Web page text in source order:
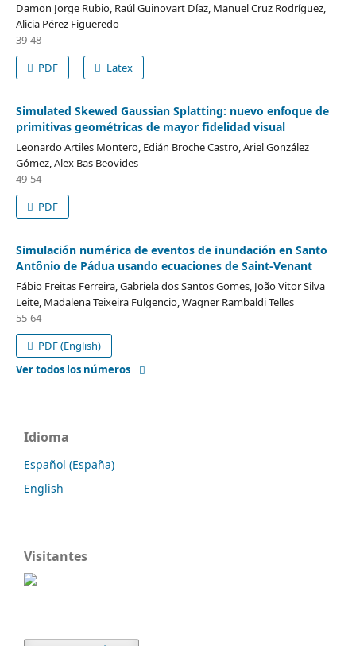
Damon Jorge Rubio, Raúl Guinovart Díaz, Manuel Cruz Rodríguez,
Alicia Pérez Figueredo
39-48
PDF
Latex
Simulated Skewed Gaussian Splatting: nuevo enfoque de
primitivas geométricas de mayor fidelidad visual
Leonardo Artiles Montero, Edián Broche Castro, Ariel González
Gómez, Alex Bas Beovides
49-54
PDF
Simulación numérica de eventos de inundación en Santo
Antônio de Pádua usando ecuaciones de Saint-Venant
Fábio Freitas Ferreira, Gabriela dos Santos Gomes, João Vitor Silva
Leite, Madalena Teixeira Fulgencio, Wagner Rambaldi Telles
55-64
PDF (English)
Ver todos los números
Idioma
Español (España)
English
Visitantes